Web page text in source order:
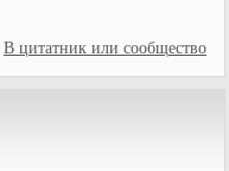
В цитатник или сообщество